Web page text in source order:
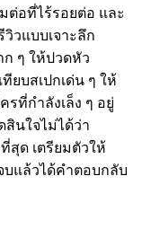
ต่อที่ไร้รอยต่อ และ
วแบบเจาะลึก
ๆ ให้ปวดหัว
ยบสเปกเด่น ๆ ให้
ที่กำลังเล็ง ๆ อยู่
นใจไม่ได้ว่า
สุด เตรียมตัวให้
บแล้วได้คำตอบกลับ